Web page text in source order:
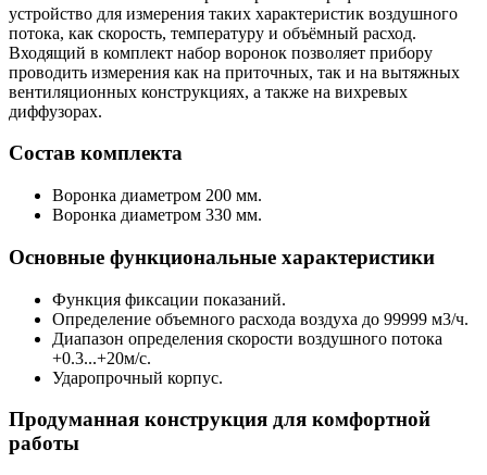
устройство для измерения таких характеристик воздушного
потока, как скорость, температуру и объёмный расход.
Входящий в комплект набор воронок позволяет прибору
проводить измерения как на приточных, так и на вытяжных
вентиляционных конструкциях, а также на вихревых
диффузорах.
Состав комплекта
Воронка диаметром 200 мм.
Воронка диаметром 330 мм.
Основные функциональные характеристики
Функция фиксации показаний.
Определение объемного расхода воздуха до 99999 м3/ч.
Диапазон определения скорости воздушного потока
+0.3...+20м/с.
Ударопрочный корпус.
Продуманная конструкция для комфортной
работы